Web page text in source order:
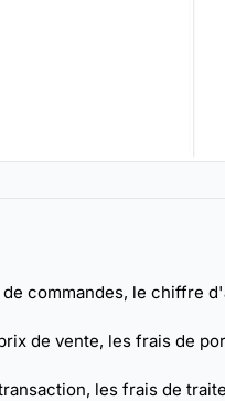
commandes, le chiffre
de vente, les frais de
les frais de